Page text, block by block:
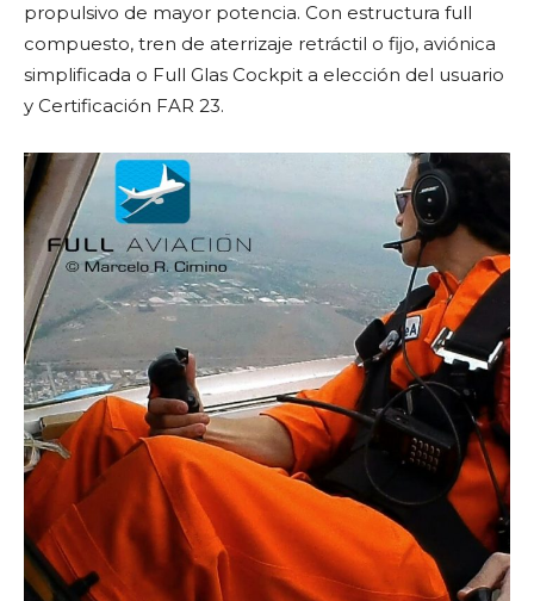
propulsivo de mayor potencia. Con estructura full
compuesto, tren de aterrizaje retráctil o fijo, aviónica
simplificada o Full Glas Cockpit a elección del usuario
y Certificación FAR 23.